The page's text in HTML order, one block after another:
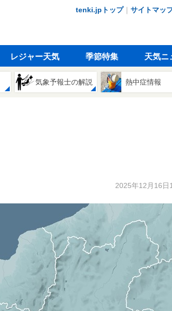
tenki.jpトップ｜ サイトマッ
レジャー天気 季節特集 天気ニ
気象予報士の解説 熱中症情報
2025年12月16日